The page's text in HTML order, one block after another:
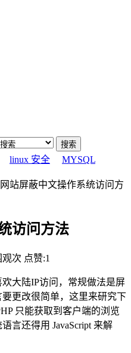
搜索
linux 安全
MYSQL
站屏蔽中文操作系统访问方
访问方法
观次 点赞:1
大陆IP访问，常规做法是屏
更改很简单，这里来研究下
只能获取到客户端的浏览
言还得用 JavaScript 来解